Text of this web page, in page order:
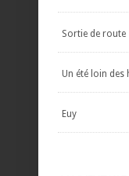
Sortie de route
Un été loin des
Euy